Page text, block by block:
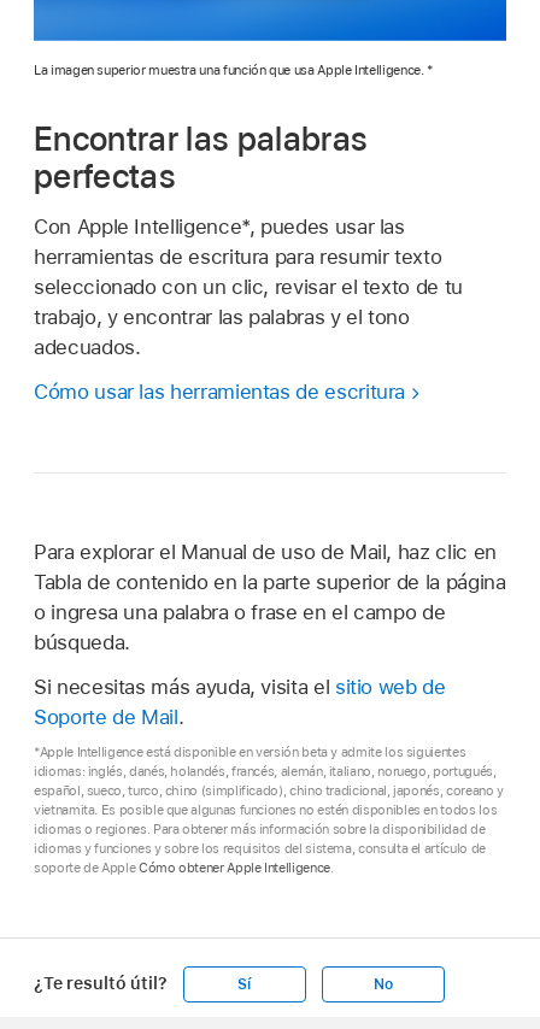
La imagen superior muestra una función que usa Apple Intelligence. *
Encontrar las palabras
perfectas
Con Apple Intelligence*, puedes usar las
herramientas de escritura para resumir texto
seleccionado con un clic, revisar el texto de tu
trabajo, y encontrar las palabras y el tono
adecuados.
Cómo usar las herramientas de escritura
Para explorar el Manual de uso de Mail, haz clic en
Tabla de contenido en la parte superior de la página
o ingresa una palabra o frase en el campo de
búsqueda.
Si necesitas más ayuda, visita el sitio web de
Soporte de Mail.
*Apple Intelligence está disponible en versión beta y admite los siguientes
idiomas: inglés, danés, holandés, francés, alemán, italiano, noruego, portugués,
español, sueco, turco, chino (simplificado), chino tradicional, japonés, coreano y
vietnamita. Es posible que algunas funciones no estén disponibles en todos los
idiomas o regiones. Para obtener más información sobre la disponibilidad de
idiomas y funciones y sobre los requisitos del sistema, consulta el artículo de
soporte de AppleCómo obtener Apple Intelligence.
¿Te resultó útil? Sí No